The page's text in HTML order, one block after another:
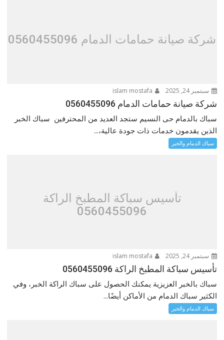
شركة صيانة حمامات الدمام 0560455096
سبتمبر 24, 2025
شركة صيانة حمامات الدمام 0560455096
سباك بالدمام حى النسيم ستجد العديد من المحترفين سباك الخبر
الذين يقدمون خدمات ذات جودة عالية،...
سباك الدمام والخبر
تأسيس سباكة المطبخ الراكة
0560455096
سبتمبر 24, 2025
تأسيس سباكة المطبخ الراكة 0560455096
سباك بالخبر العزيزية يمكنك الحصول على سباك الراكة الخبر، وفي
الكثير سباك الدمام من الأماكن أيضًا...
سباك الدمام والخبر